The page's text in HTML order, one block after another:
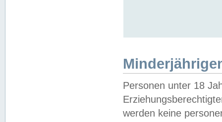
Personen unter 18
werden keine